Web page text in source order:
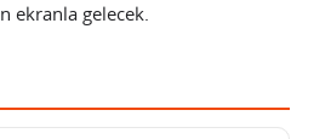
ekranla gelecek.